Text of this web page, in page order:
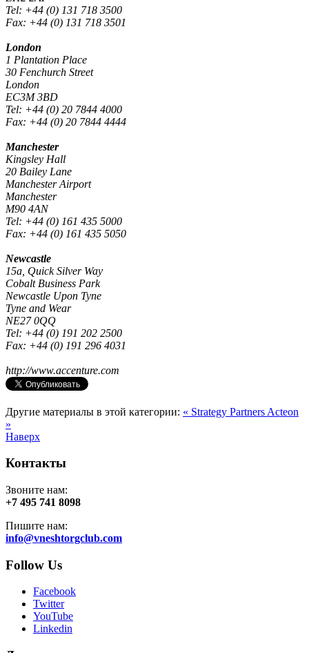
Tel: +44 (0) 131 718 3500
Fax: +44 (0) 131 718 3501
London
1 Plantation Place
30 Fenchurch Street
London
EC3M 3BD
Tel: +44 (0) 20 7844 4000
Fax: +44 (0) 20 7844 4444
Manchester
Kingsley Hall
20 Bailey Lane
Manchester Airport
Manchester
M90 4AN
Tel: +44 (0) 161 435 5000
Fax: +44 (0) 161 435 5050
Newcastle
15a, Quick Silver Way
Cobalt Business Park
Newcastle Upon Tyne
Tyne and Wear
NE27 0QQ
Tel: +44 (0) 191 202 2500
Fax: +44 (0) 191 296 4031
http://www.accenture.com
Другие материалы в этой категории: « Strategy Partners Acteon
»
Наверх
Контакты
Звоните нам:
+7 495 741 8098
Пишите нам:
info@vneshtorgclub.com
Follow Us
Facebook
Twitter
YouTube
Linkedin